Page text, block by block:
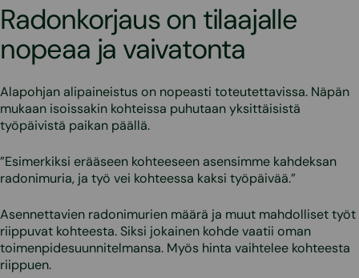
Radonkorjaus on tilaajalle
nopeaa ja vaivatonta
Alapohjan alipaineistus on nopeasti toteutettavissa. Näpän
mukaan isoissakin kohteissa puhutaan yksittäisistä
työpäivistä paikan päällä.
”Esimerkiksi erääseen kohteeseen asensimme kahdeksan
radonimuria, ja työ vei kohteessa kaksi työpäivää.”
Asennettavien radonimurien määrä ja muut mahdolliset työt
riippuvat kohteesta. Siksi jokainen kohde vaatii oman
toimenpidesuunnitelmansa. Myös hinta vaihtelee kohteesta
riippuen.